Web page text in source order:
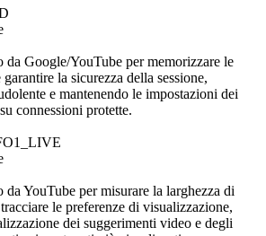
da Google/YouTube per memorizzare le
la sicurezza della sessione,
e mantenendo le impostazioni dei
connessioni protette.
da YouTube per misurare la larghezza di
le preferenze di visualizzazione,
dei suggerimenti video e degli